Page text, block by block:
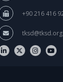
+90 216 416